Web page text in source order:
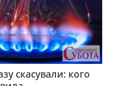
скасували: кого